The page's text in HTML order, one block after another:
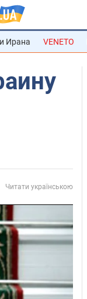
Ирана VENETO
Читати українською